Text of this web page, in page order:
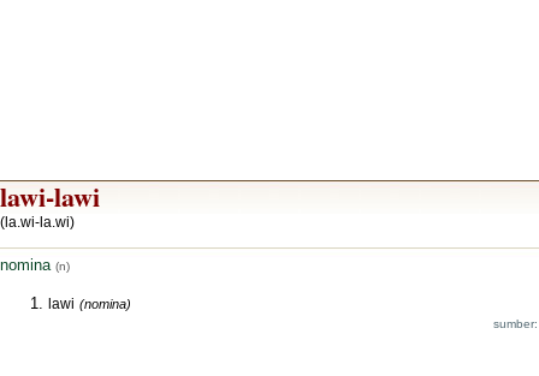
lawi-lawi
(la.wi-la.wi)
nomina (n)
lawi (nomina)